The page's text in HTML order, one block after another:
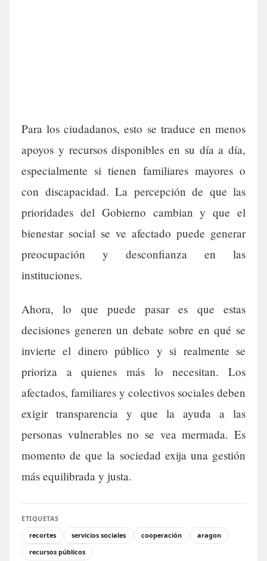
Para los ciudadanos, esto se traduce en menos
apoyos y recursos disponibles en su día a día,
especialmente si tienen familiares mayores o
con discapacidad. La percepción de que las
prioridades del Gobierno cambian y que el
bienestar social se ve afectado puede generar
preocupación y desconfianza en las
instituciones.
Ahora, lo que puede pasar es que estas
decisiones generen un debate sobre en qué se
invierte el dinero público y si realmente se
prioriza a quienes más lo necesitan. Los
afectados, familiares y colectivos sociales deben
exigir transparencia y que la ayuda a las
personas vulnerables no se vea mermada. Es
momento de que la sociedad exija una gestión
más equilibrada y justa.
ETIQUETAS
recortes
servicios sociales cooperación
aragon
recursos públicos